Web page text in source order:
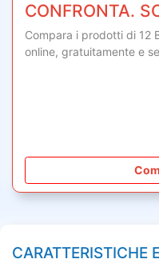
CONFRONTA.
Compara i prodotti di 12
online, gratuitamente e
CARATTERISTICHE